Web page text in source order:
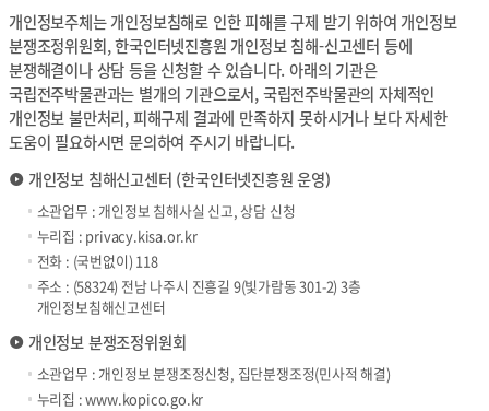
개인정보주체는 개인정보침해로 인한 피해를 구제 받기 위하여 개인정보
분쟁조정위원회, 한국인터넷진흥원 개인정보 침해-신고센터 등에
분쟁해결이나 상담 등을 신청할 수 있습니다. 아래의 기관은
국립전주박물관과는 별개의 기관으로서, 국립전주박물관의 자체적인
개인정보 불만처리, 피해구제 결과에 만족하지 못하시거나 보다 자세한
도움이 필요하시면 문의하여 주시기 바랍니다.
개인정보 침해신고센터 (한국인터넷진흥원 운영)
소관업무 : 개인정보 침해사실 신고, 상담 신청
누리집 : privacy.kisa.or.kr
전화 : (국번없이) 118
주소 : (58324) 전남 나주시 진흥길 9(빛가람동 301-2) 3층
개인정보침해신고센터
개인정보 분쟁조정위원회
소관업무 : 개인정보 분쟁조정신청, 집단분쟁조정(민사적 해결)
누리집 :www.kopico.go.kr